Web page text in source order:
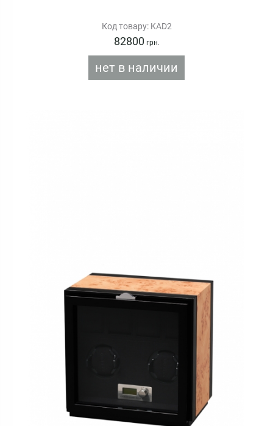
Код товару: KAD2
82800 грн.
нет в наличии